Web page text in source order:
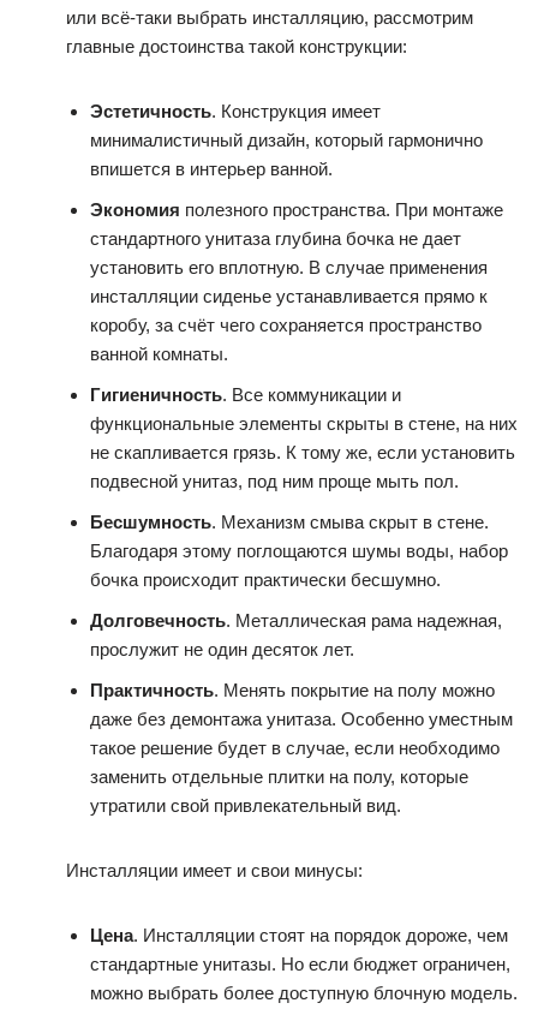
или всё-таки выбрать инсталляцию, рассмотрим
главные достоинства такой конструкции:
Эстетичность. Конструкция имеет
минималистичный дизайн, который гармонично
впишется в интерьер ванной.
Экономия полезного пространства. При монтаже
стандартного унитаза глубина бочка не дает
установить его вплотную. В случае применения
инсталляции сиденье устанавливается прямо к
коробу, за счёт чего сохраняется пространство
ванной комнаты.
Гигиеничность. Все коммуникации и
функциональные элементы скрыты в стене, на них
не скапливается грязь. К тому же, если установить
подвесной унитаз, под ним проще мыть пол.
Бесшумность. Механизм смыва скрыт в стене.
Благодаря этому поглощаются шумы воды, набор
бочка происходит практически бесшумно.
Долговечность. Металлическая рама надежная,
прослужит не один десяток лет.
Практичность. Менять покрытие на полу можно
даже без демонтажа унитаза. Особенно уместным
такое решение будет в случае, если необходимо
заменить отдельные плитки на полу, которые
утратили свой привлекательный вид.
Инсталляции имеет и свои минусы:
Цена. Инсталляции стоят на порядок дороже, чем
стандартные унитазы. Но если бюджет ограничен,
можно выбрать более доступную блочную модель.